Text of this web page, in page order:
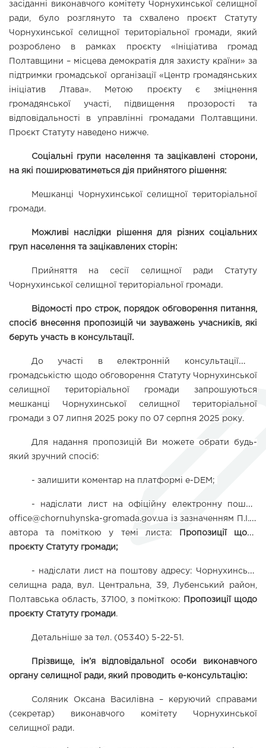
засіданні виконавчого комітету Чорнухинської селищної
ради, було розглянуто та схвалено проєкт Статуту
Чорнухинської селищної територіальної громади , який
розроблено в рамках проєкту «Ініціатива громад
Полтавщини – місцева демократія для захисту країни» за
підтримки громадської організації «Центр громадянських
ініціатив Лтава». Метою проєкту є зміцнення
громадянської участі, підвищення прозорості та
відповідальності в управлінні громадами Полтавщини.
Проєкт Статуту наведено нижче.
Соціальні групи населення та зацікавлені сторони,
на які поширюватиметься дія прийнятого рішення:
Мешканці Чорнухинської селищної територіальної
громади.
Можливі наслідки рішення для різних соціальних
груп населення та зацікавлених сторін:
Прийняття на сесії селищної ради
Чорнухинської селищної територіальної громади.
Відомості про строк, порядок обговорення питання,
спосіб внесення пропозицій чи зауважень учасників, які
беруть участь в консультації.
До участі в електронній консультації з
громадськістю щодо обговорення Статуту Чорнухинської
селищної територіальної громади запрошуються
мешканці Чорнухинської селищної територіальної
громади з 07 липня 2025 року по 07 серпня 2025 року.
Для надання пропозицій Ви можете обрати будь-
який зручний спосіб:
- залишити коментар на платформі e- DEM ;
- надіслати лист на офіційну електронну пошту:
office@chornuhynska-gromada.gov.ua із зазначенням П.І.Б.
автора та поміткою у темі листа:
Пропозиції щодо
проєкту Статуту громади;
- надіслати лист на поштову адресу: Чорнухинська
селищна рада, вул. Центральна, 39, Лубенський район,
Полтавська область, 37100, з поміткою:
Пропозиції щодо
проєкту Статуту громади.
Детальніше за тел. (05340) 5-22-51.
Прізвище, ім’я відповідальної особи виконавчого
органу селищної ради, який проводить е-консультацію:
Соляник Оксана Василівна – керуючий справами
(секретар) виконавчого комітету Чорнухинської
селищної ради.